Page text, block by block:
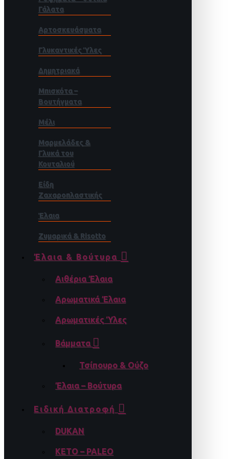
Γάλατα
Αρτοσκευάσματα
Γλυκαντικές Ύλες
Δημητριακά
Μπισκότα –
Βουτήγματα
Μέλι
Μαρμελάδες &
Γλυκά του
Κουταλιού
Είδη
Ζαχαροπλαστικής
Έλαια
Ζυμαρικά & Risotto
Έλαια & Βούτυρα
Αιθέρια Έλαια
Αρωματικά Έλαια
Αρωματικές Ύλες
Βάμματα
Τσίπουρο & Ούζο
Έλαια – Βούτυρα
Ειδική Διατροφή
DUKAN
KETO – PALEO